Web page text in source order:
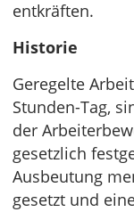
entkräften.
Historie
Geregelte
Stunden-Tag,
der
gesetzlich
Ausbeutung
gesetzt und